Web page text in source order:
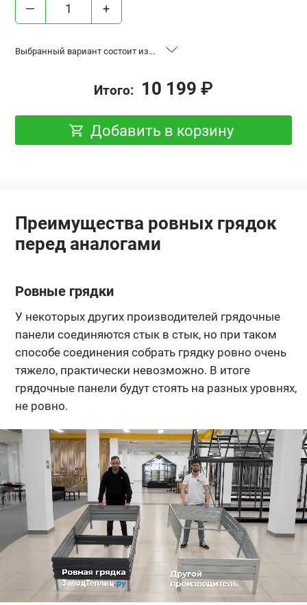
— +
Выбранный вариант состоит из...
база 0.6x2 м, Оцинковка
«Ровные грядки», высота 17 см,
база 0.6x3 м, Оцинковка
1 шт.
Итого: 10 199 ₽
Добавить в корзину
Преимущества ровных грядок
перед аналогами
Ровные грядки
У некоторых других производителей грядочные
панели соединяются стык в стык, но при таком
способе соединения собрать грядку ровно очень
тяжело, практически невозможно. В итоге
грядочные панели будут стоять на разных уровнях,
не ровно.